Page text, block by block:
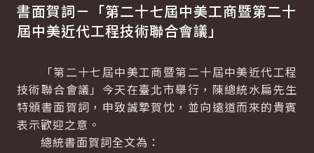
書面賀詞－「第二十七屆中美工商暨第二十
屆中美近代工程技術聯合會議」
「第二十七屆中美工商暨第二十屆中美近代工程
技術聯合會議」今天在臺北市舉行，陳總統水扁先生
特頒書面賀詞，申致誠摯賀忱，並向遠道而來的貴賓
表示歡迎之意。
總統書面賀詞全文為：